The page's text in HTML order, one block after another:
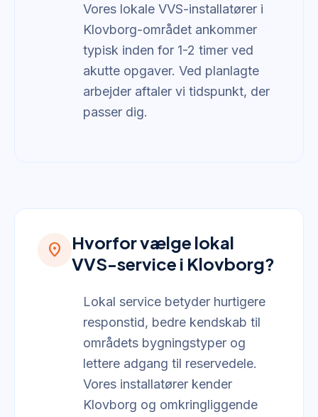
Vores lokale VVS-installatører i
Klovborg-området ankommer
typisk inden for 1-2 timer ved
akutte opgaver. Ved planlagte
arbejder aftaler vi tidspunkt, der
passer dig.
location_on
Hvorfor vælge lokal
VVS-service i Klovborg?
Lokal service betyder hurtigere
responstid, bedre kendskab til
områdets bygningstyper og
lettere adgang til reservedele.
Vores installatører kender
Klovborg og omkringliggende